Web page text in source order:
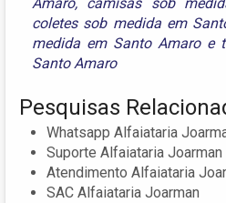
coletes sob medida em
medida em Santo Amaroe
Santo Amaro
Pesquisas
Whatsapp Alfaiataria
Suporte Alfaiataria Joarman
Atendimento Alfaiataria
SAC Alfaiataria Joarman